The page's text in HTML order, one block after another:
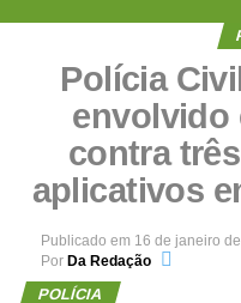
Polícia
envolvido
contra
aplicativos
Publicado em 16 de janeiro
Por Da Redação
POLÍCIA